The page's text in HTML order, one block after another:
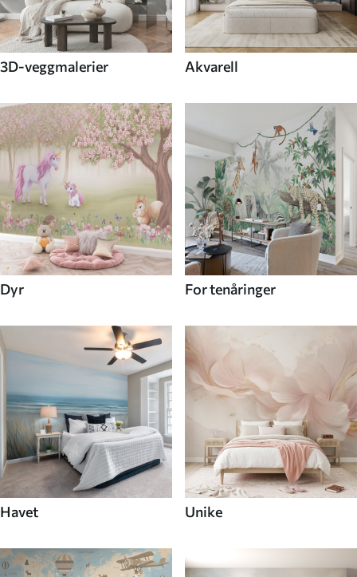
3D-veggmalerier Akvarell
Dyr For tenåringer
Havet Unike